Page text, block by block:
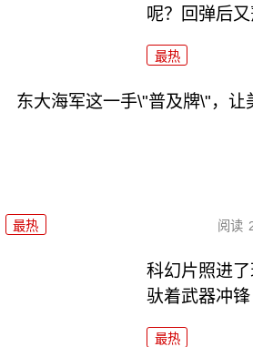
呢？回弹后又
最热
东大海军这一手\"普及牌\"，让
最热 阅读
科幻片照进
驮着武器冲锋
最热